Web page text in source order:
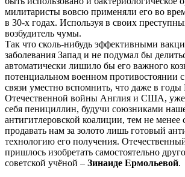
милитаристы вовсю применяли его во
в 30-х годах. Используя в своих
возбудитель чумы.
Так что сколь-нибудь эффективными
заболевания Запад и не подумал бы
автоматически лишило бы его важного
потенциальном военном противостоянии
связи уместно вспомнить, что даже в годы
Отечественной войны Англия и США,
себя пенициллин, будучи союзниками
антигитлеровской коалиции, тем не менее
продавать нам за золото лишь готовый
технологию его получения.
пришлось изобретать самостоятельно
советской учёной – Зинаиде Ермольевой.